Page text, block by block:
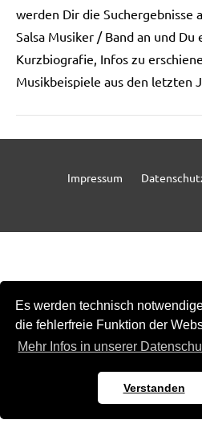
Es werden technisch
die fehlerfreie Funktion der
Mehr Infos in unserer
Verstanden
werden Dir die Suchergebnisse
Salsa Musiker / Band an und Du
Kurzbiografie, Infos zu
Musikbeispiele aus den letzten
Impressum